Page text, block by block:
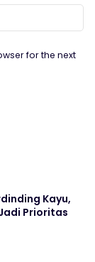
for the next
Kayu,
Prioritas